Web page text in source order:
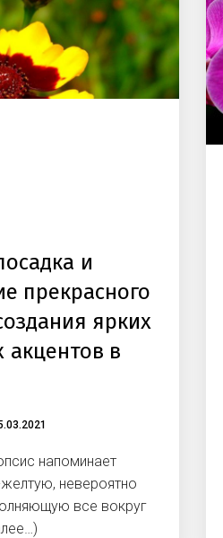
и
прекрасного
ярких
акцентов в
напоминает
невероятно
все вокруг